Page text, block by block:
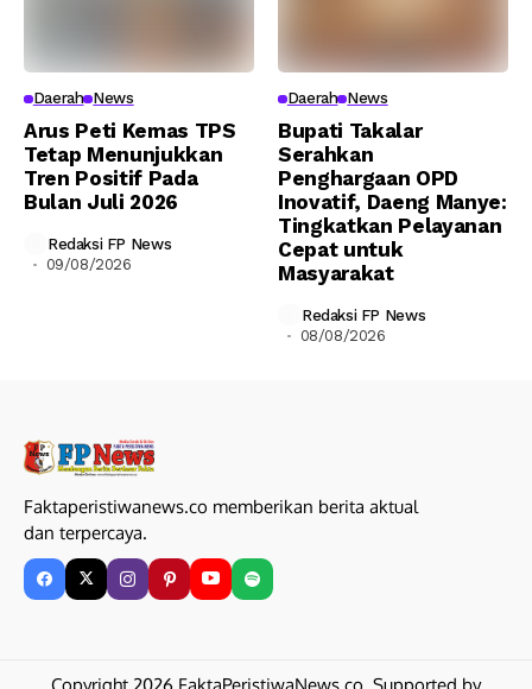
Daerah News
Arus Peti Kemas TPS
Tetap Menunjukkan
Tren Positif Pada
Bulan Juli 2026
Redaksi FP News
09/08/2026
Daerah News
Bupati Takalar
Serahkan
Penghargaan OPD
Inovatif, Daeng Manye:
Tingkatkan Pelayanan
Cepat untuk
Masyarakat
Redaksi FP News
08/08/2026
Faktaperistiwanews.co memberikan berita aktual
dan terpercaya.